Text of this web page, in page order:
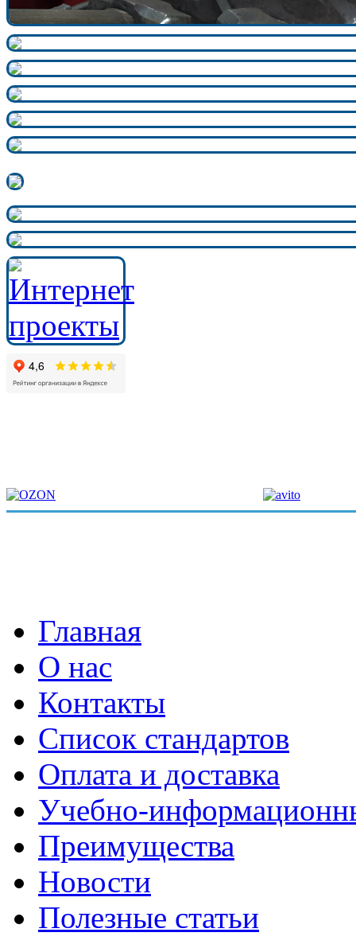
Главная
О нас
Контакты
Список стандартов
Оплата и доставка
Учебно-
Преимущества
Новости
Полезные статьи